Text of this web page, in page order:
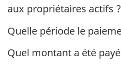
aux propriétaires actifs ?
Quelle période le
Quel montant a été